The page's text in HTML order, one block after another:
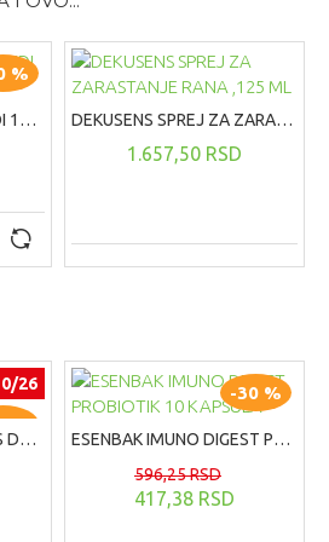
dana bez pojave linija.
nege kao podloge za šminku,
prstiju pokretima od sredine
razmažite i ujednačite na
i na vrhu čela za prirodan izgled
%
BRESIVA KREM ZA GRUDI 100 ML DEKUSENS SPREJ ZA ZARASTANJE RANA ,125 ML
1.657,50 RSD
26
%
CORDICELL CORDYCEPS DUO ELIKSIR, 200ml
-30 %
ESENBAK IMUNO DIGEST PROBIOTIK 10 KAPSULA
417,38 RSD
596,25 RSD